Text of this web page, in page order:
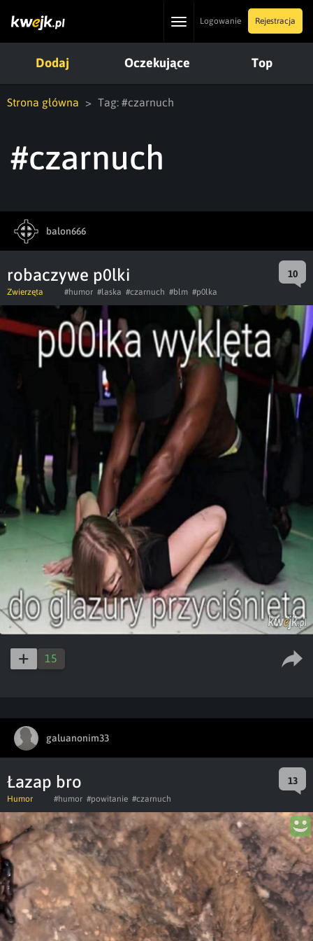
ToggleLogowanie Rejestracja
Dodaj Oczekujące Top
Strona główna Tag: #czarnuch
#czarnuch
balon666
robaczywe p0lki 10
Zwierzęta #humor #laska #czarnuch #blm #p0lka
15
galuanonim33
Łazap bro 13
Humor #humor #powitanie #czarnuch